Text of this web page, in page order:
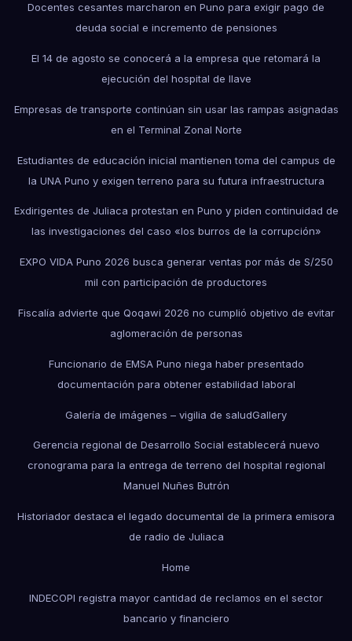
Docentes cesantes marcharon en Puno para exigir pago de
deuda social e incremento de pensiones
El 14 de agosto se conocerá a la empresa que retomará la
ejecución del hospital de Ilave
Empresas de transporte continúan sin usar las rampas asignadas
en el Terminal Zonal Norte
Estudiantes de educación inicial mantienen toma del campus de
la UNA Puno y exigen terreno para su futura infraestructura
Exdirigentes de Juliaca protestan en Puno y piden continuidad de
las investigaciones del caso «los burros de la corrupción»
EXPO VIDA Puno 2026 busca generar ventas por más de S/250
mil con participación de productores
Fiscalía advierte que Qoqawi 2026 no cumplió objetivo de evitar
aglomeración de personas
Funcionario de EMSA Puno niega haber presentado
documentación para obtener estabilidad laboral
Galería de imágenes – vigilia de saludGallery
Gerencia regional de Desarrollo Social establecerá nuevo
cronograma para la entrega de terreno del hospital regional
Manuel Nuñes Butrón
Historiador destaca el legado documental de la primera emisora
de radio de Juliaca
Home
INDECOPI registra mayor cantidad de reclamos en el sector
bancario y financiero